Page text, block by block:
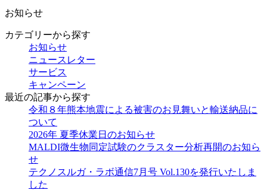
お知らせ
カテゴリーから探す
お知らせ
ニュースレター
サービス
キャンペーン
最近の記事から探す
令和８年熊本地震による被害のお見舞いと輸送納品に
ついて
2026年 夏季休業日のお知らせ
MALDI微生物同定試験のクラスター分析再開のお知ら
せ
テクノスルガ・ラボ通信7月号 Vol.130を発行いたしま
した